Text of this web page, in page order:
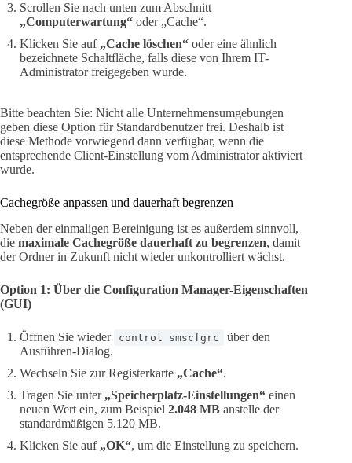
Scrollen Sie nach unten zum Abschnitt
„Computerwartung“ oder „Cache“.
Klicken Sie auf „Cache löschen“ oder eine ähnlich
bezeichnete Schaltfläche, falls diese von Ihrem IT-
Administrator freigegeben wurde.
Bitte beachten Sie: Nicht alle Unternehmensumgebungen
geben diese Option für Standardbenutzer frei. Deshalb ist
diese Methode vorwiegend dann verfügbar, wenn die
entsprechende Client-Einstellung vom Administrator aktiviert
wurde.
Cachegröße anpassen und dauerhaft begrenzen
Neben der einmaligen Bereinigung ist es außerdem sinnvoll,
die maximale Cachegröße dauerhaft zu begrenzen, damit
der Ordner in Zukunft nicht wieder unkontrolliert wächst.
Option 1: Über die Configuration Manager-Eigenschaften
(GUI)
Öffnen Sie wieder control smscfgrc
über den
Ausführen-Dialog.
Wechseln Sie zur Registerkarte „Cache“.
Tragen Sie unter „Speicherplatz-Einstellungen“ einen
neuen Wert ein, zum Beispiel 2.048 MB anstelle der
standardmäßigen 5.120 MB.
Klicken Sie auf „OK“, um die Einstellung zu speichern.